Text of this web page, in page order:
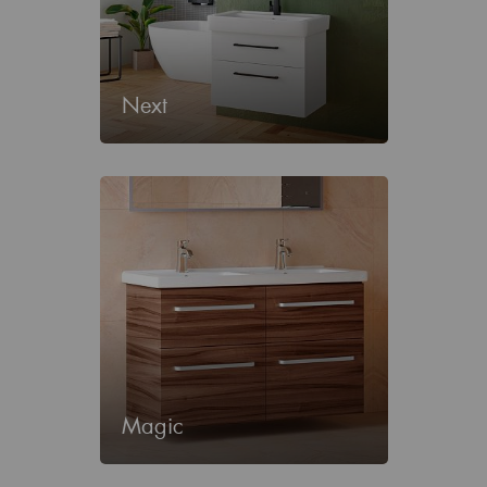
Next
Magic